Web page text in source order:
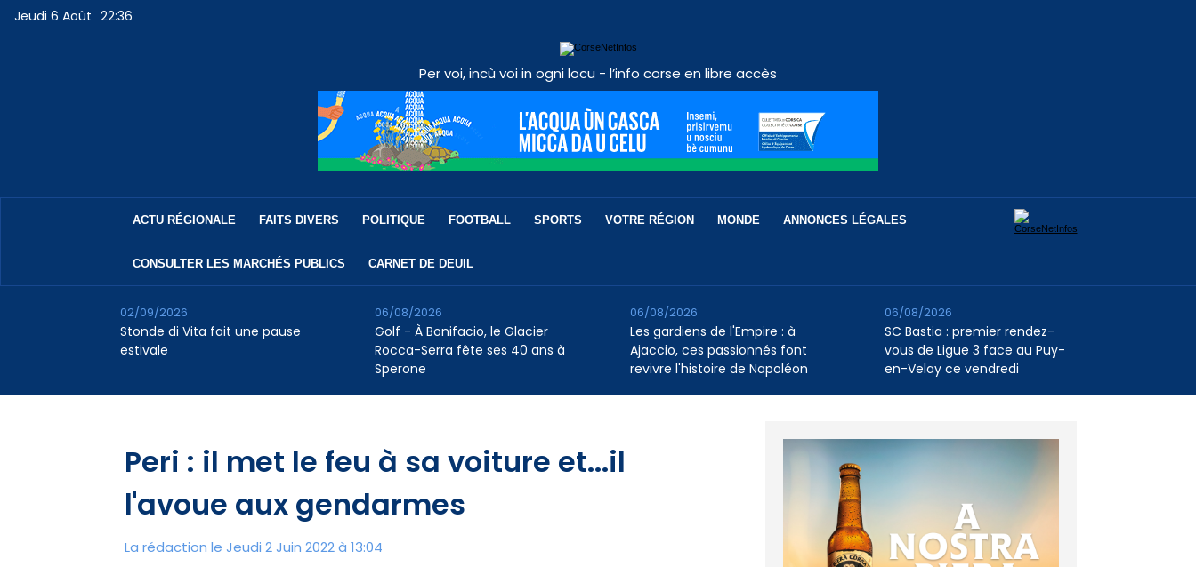
Jeudi 6 Août 22:36
Per voi, incù voi in ogni locu - l’info corse en libre accès
ACTU RÉGIONALE FAITS DIVERS POLITIQUE FOOTBALL SPORTS VOTRE RÉGION MONDE ANNONCES LÉGALES
CONSULTER LES MARCHÉS PUBLICS CARNET DE DEUIL
Stonde di Vita fait une pause
estivale
02/09/2026
Golf - À Bonifacio, le Glacier
Rocca-Serra fête ses 40 ans à
Sperone
06/08/2026
Les gardiens de l'Empire : à
Ajaccio, ces passionnés font
revivre l'histoire de Napoléon
06/08/2026
SC Bastia : premier rendez-
vous de Ligue 3 face au Puy-
en-Velay ce vendredi
06/08/2026
Peri : il met le feu à sa voiture et...il
l'avoue aux gendarmes
La rédaction le Jeudi 2 Juin 2022 à 13:04